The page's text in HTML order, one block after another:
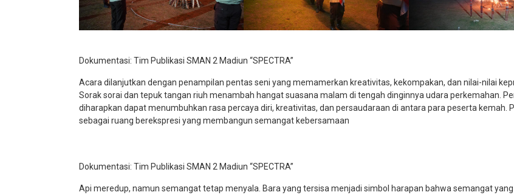
Dokumentasi: Tim Publikasi SMAN 2 Madiun “SPECTRA”
Acara dilanjutkan dengan penampilan pentas seni yang memamerkan kreativitas, kekompakan, dan nilai-nilai
Sorak sorai dan tepuk tangan riuh menambah hangat suasana malam di tengah dinginnya udara perkemahan.
diharapkan dapat menumbuhkan rasa percaya diri, kreativitas, dan persaudaraan di antara para peserta kemah.
sebagai ruang berekspresi yang membangun semangat kebersamaan
Dokumentasi: Tim Publikasi SMAN 2 Madiun “SPECTRA”
Api meredup, namun semangat tetap menyala. Bara yang tersisa menjadi simbol harapan bahwa semangat